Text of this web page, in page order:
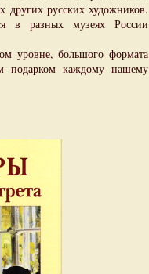
русских художников.
в разных музеях России
большого формата
подарком каждому нашему